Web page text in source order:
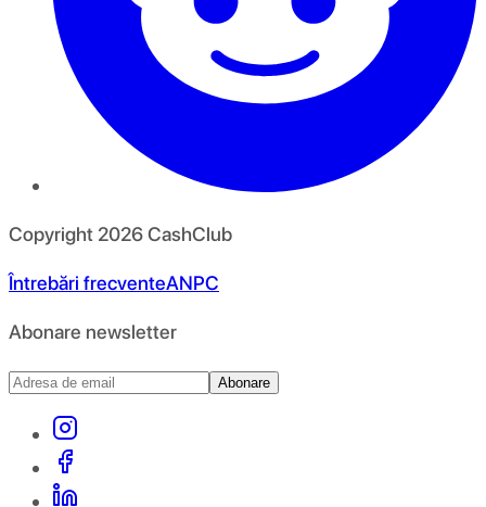
Copyright 2026CashClub
Întrebări frecventeANPC
Abonare newsletter
Abonare